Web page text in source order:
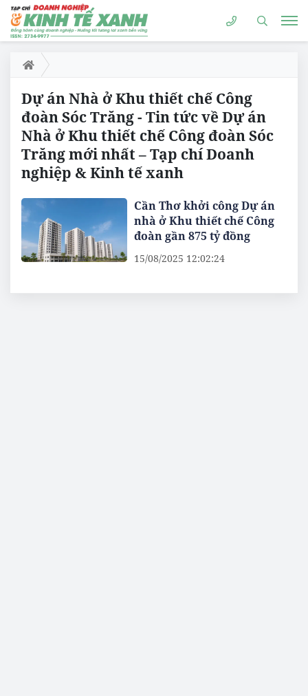
Dự án Nhà ở Khu thiết chế Công
đoàn Sóc Trăng - Tin tức về Dự án
Nhà ở Khu thiết chế Công đoàn Sóc
Trăng mới nhất – Tạp chí Doanh
nghiệp & Kinh tế xanh
Cần Thơ khởi công Dự án
nhà ở Khu thiết chế Công
đoàn gần 875 tỷ đồng
15/08/2025 12:02:24